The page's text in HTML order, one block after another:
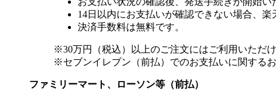
14日以内にお支払いが確認できない場合、
決済手数料は無料です。
※30万円（税込）以上のご注文にはご利用いただけ
※セブンイレブン（前払）でのお支払いに関する
ファミリーマート、ローソン等（前払）